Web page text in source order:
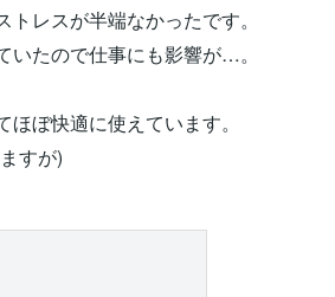
レスが半端なかったです。
いたので仕事にも影響が…。
ぼ快適に使えています。
すが)